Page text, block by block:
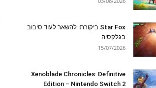
Star Fox ביקורת: להשאר לעוד סיבוב
בגלקסיה
15/07/2026
Xenoblade Chronicles: Definitive
Edition – Nintendo Switch 2